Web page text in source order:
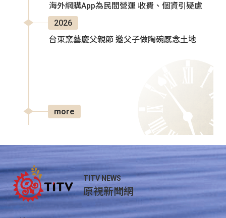
海外網購App為民間營運 收費、個資引疑慮
2026
台東窯藝慶父親節 邀父子做陶碗感念土地
more
TITV NEWS
原視新聞網